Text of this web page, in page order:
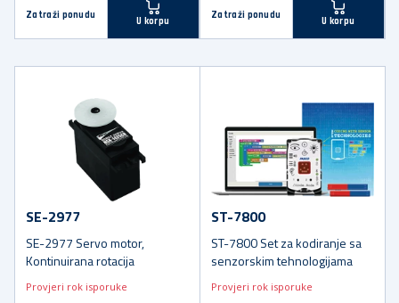
Zatraži ponudu
U korpu
Zatraži ponudu
U korpu
SE-2977
SE-2977 Servo motor,
Kontinuirana rotacija
Provjeri rok isporuke
ST-7800
ST-7800 Set za kodiranje sa
senzorskim tehnologijama
Provjeri rok isporuke